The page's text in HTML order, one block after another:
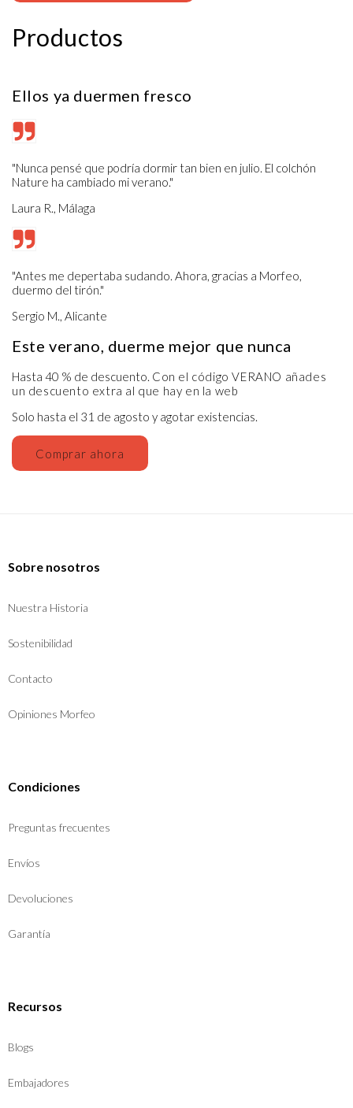
Productos
Ellos ya duermen fresco
"Nunca pensé que podría dormir tan bien en julio. El colchón
Nature ha cambiado mi verano."
Laura R., Málaga
"Antes me depertaba sudando. Ahora, gracias a Morfeo,
duermo del tirón."
Sergio M., Alicante
Este verano, duerme mejor que nunca
Hasta 40 % de descuento. Con el código VERANO añades
un descuento extra al que hay en la web
Solo hasta el 31 de agosto y agotar existencias.
Comprar ahora
Sobre nosotros
Nuestra Historia
Sostenibilidad
Contacto
Opiniones Morfeo
Condiciones
Preguntas frecuentes
Envíos
Devoluciones
Garantía
Recursos
Blogs
Embajadores